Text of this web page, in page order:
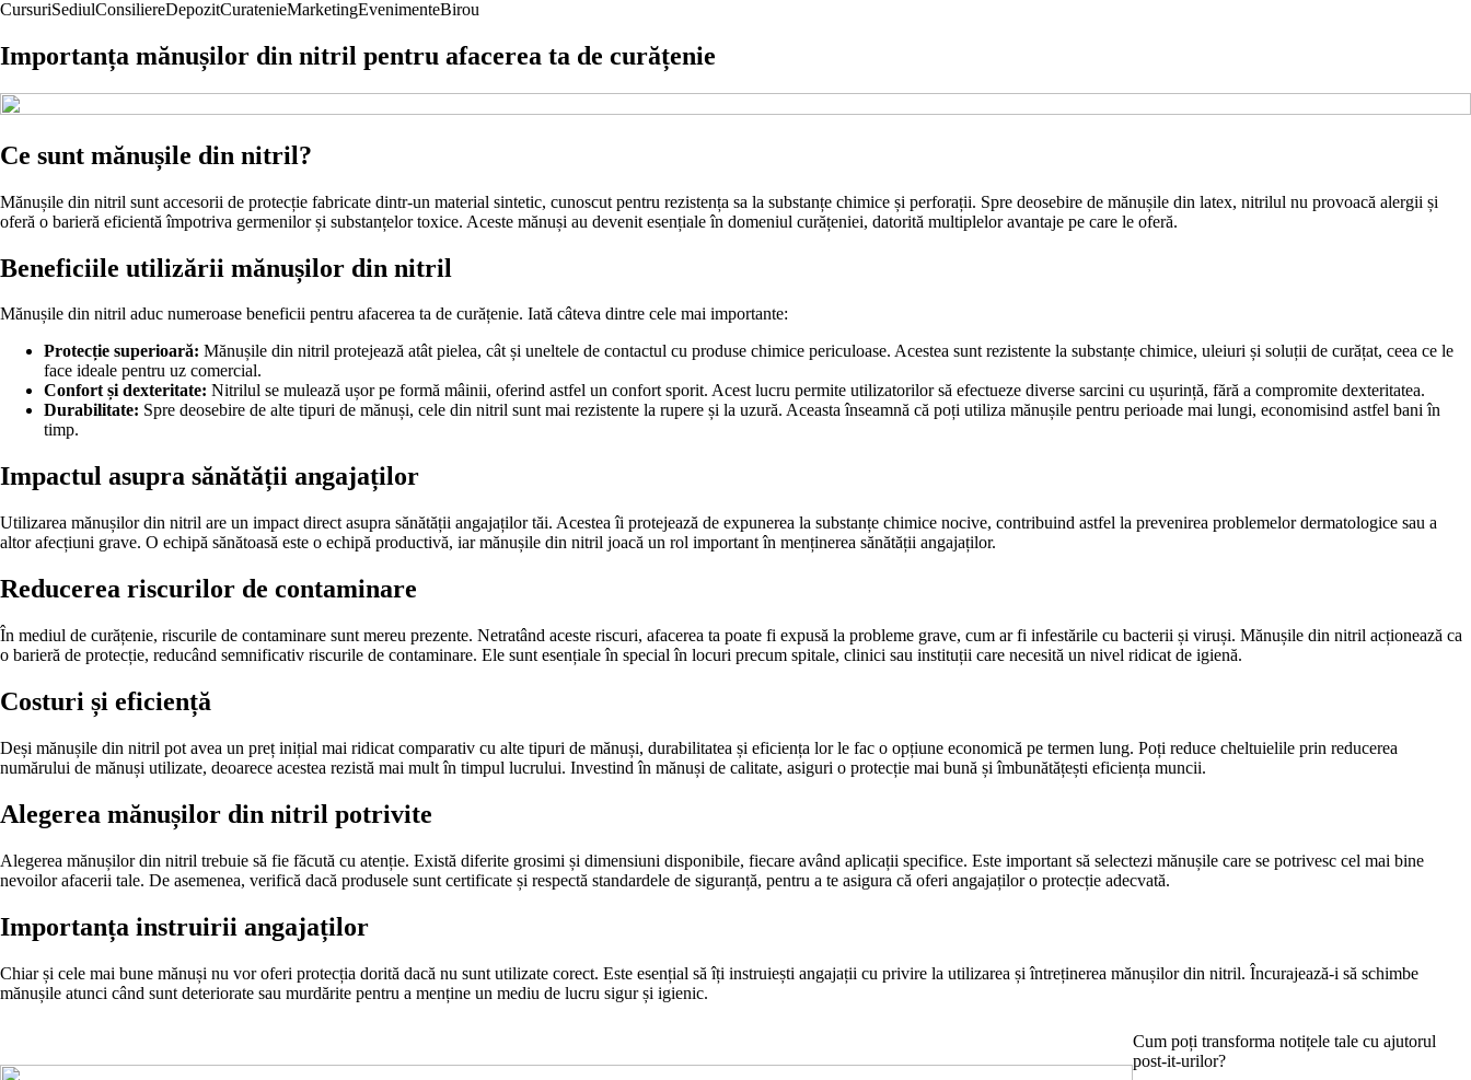
CursuriSediulConsiliereDepozitCuratenieMarketingEvenimenteBirou
Importanța mănușilor din nitril pentru afacerea ta de curățenie
Ce sunt mănușile din nitril?
Mănușile din nitril sunt accesorii de protecție fabricate dintr-un material sintetic, cunoscut pentru rezistența sa la substanțe chimice și perforații. Spre deosebire de mănușile din latex, nitrilul nu provoacă alergii și
oferă o barieră eficientă împotriva germenilor și substanțelor toxice. Aceste mănuși au devenit esențiale în domeniul curățeniei, datorită multiplelor avantaje pe care le oferă.
Beneficiile utilizării mănușilor din nitril
Mănușile din nitril aduc numeroase beneficii pentru afacerea ta de curățenie. Iată câteva dintre cele mai importante:
Protecție superioară: Mănușile din nitril protejează atât pielea, cât și uneltele de contactul cu produse chimice periculoase. Acestea sunt rezistente la substanțe chimice, uleiuri și soluții de curățat, ceea ce le
face ideale pentru uz comercial.
Confort și dexteritate: Nitrilul se mulează ușor pe formă mâinii, oferind astfel un confort sporit. Acest lucru permite utilizatorilor să efectueze diverse sarcini cu ușurință, fără a compromite dexteritatea.
Durabilitate: Spre deosebire de alte tipuri de mănuși, cele din nitril sunt mai rezistente la rupere și la uzură. Aceasta înseamnă că poți utiliza mănușile pentru perioade mai lungi, economisind astfel bani în
timp.
Impactul asupra sănătății angajaților
Utilizarea mănușilor din nitril are un impact direct asupra sănătății angajaților tăi. Acestea îi protejează de expunerea la substanțe chimice nocive, contribuind astfel la prevenirea problemelor dermatologice sau a
altor afecțiuni grave. O echipă sănătoasă este o echipă productivă, iar mănușile din nitril joacă un rol important în menținerea sănătății angajaților.
Reducerea riscurilor de contaminare
În mediul de curățenie, riscurile de contaminare sunt mereu prezente. Netratând aceste riscuri, afacerea ta poate fi expusă la probleme grave, cum ar fi infestările cu bacterii și viruși. Mănușile din nitril acționează ca
o barieră de protecție, reducând semnificativ riscurile de contaminare. Ele sunt esențiale în special în locuri precum spitale, clinici sau instituții care necesită un nivel ridicat de igienă.
Costuri și eficiență
Deși mănușile din nitril pot avea un preț inițial mai ridicat comparativ cu alte tipuri de mănuși, durabilitatea și eficiența lor le fac o opțiune economică pe termen lung. Poți reduce cheltuielile prin reducerea
numărului de mănuși utilizate, deoarece acestea rezistă mai mult în timpul lucrului. Investind în mănuși de calitate, asiguri o protecție mai bună și îmbunătățești eficiența muncii.
Alegerea mănușilor din nitril potrivite
Alegerea mănușilor din nitril trebuie să fie făcută cu atenție. Există diferite grosimi și dimensiuni disponibile, fiecare având aplicații specifice. Este important să selectezi mănușile care se potrivesc cel mai bine
nevoilor afacerii tale. De asemenea, verifică dacă produsele sunt certificate și respectă standardele de siguranță, pentru a te asigura că oferi angajaților o protecție adecvată.
Importanța instruirii angajaților
Chiar și cele mai bune mănuși nu vor oferi protecția dorită dacă nu sunt utilizate corect. Este esențial să îți instruiești angajații cu privire la utilizarea și întreținerea mănușilor din nitril. Încurajează-i să schimbe
mănușile atunci când sunt deteriorate sau murdărite pentru a menține un mediu de lucru sigur și igienic.
Cum poți transforma notițele tale cu ajutorul
post-it-urilor?